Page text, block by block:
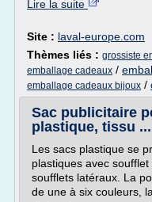
Lire la suite
Site : laval-europe.com
Thèmes liés : grossiste
emballage cadeaux /
emballage cadeaux bijoux /
Sac publicitaire
plastique, tissu ...
Les sacs plastique se
plastiques avec
soufflets latéraux. La
de une à six couleurs,